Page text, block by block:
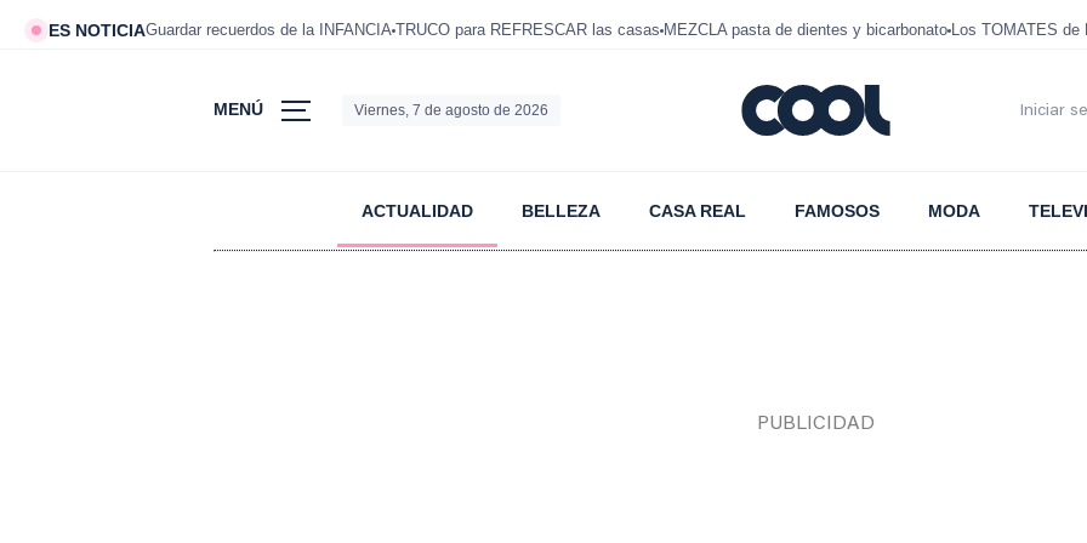
ES NOTICIAGuardar recuerdos de la INFANCIA TRUCO para REFRESCAR las casas MEZCLA pasta de dientes y bicarbonato Los TOMATES de
MENÚ Viernes, 7 de agosto de 2026 Iniciar
ACTUALIDAD BELLEZA CASA REAL FAMOSOS MODA